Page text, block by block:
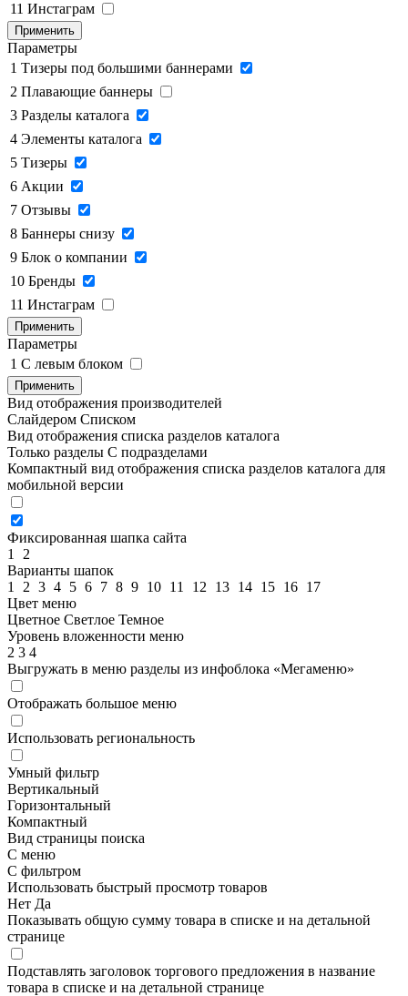
11 Инстаграм
Применить
Параметры
1 Тизеры под большими баннерами
2 Плавающие баннеры
3 Разделы каталога
4 Элементы каталога
5 Тизеры
6 Акции
7 Отзывы
8 Баннеры снизу
9 Блок о компании
10 Бренды
11 Инстаграм
Применить
Параметры
1 C левым блоком
Применить
Вид отображения производителей
Слайдером Списком
Вид отображения списка разделов каталога
Только разделы С подразделами
Компактный вид отображения списка разделов каталога для
мобильной версии
Фиксированная шапка сайта
1
2
Варианты шапок
1
2 3 4 5 6 7 8 9 10 11 12 13 14 15 16 17
Цвет меню
Цветное Светлое Темное
Уровень вложенности меню
2 3 4
Выгружать в меню разделы из инфоблока «Мегаменю»
Отображать большое меню
Использовать региональность
Умный фильтр
Вертикальный
Горизонтальный
Компактный
Вид страницы поиска
С меню
С фильтром
Использовать быстрый просмотр товаров
Нет Да
Показывать общую сумму товара в списке и на детальной
странице
Подставлять заголовок торгового предложения в название
товара в списке и на детальной странице